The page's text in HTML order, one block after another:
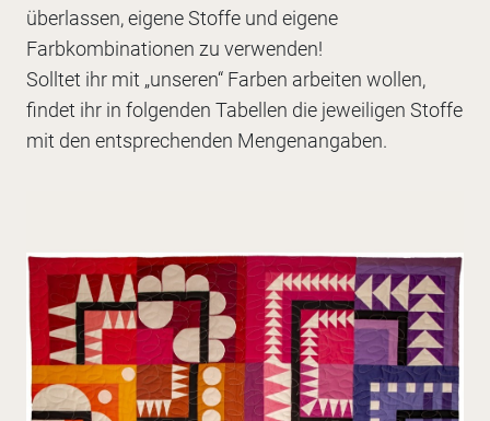
überlassen, eigene Stoffe und eigene
Farbkombinationen zu verwenden!
Solltet ihr mit „unseren“ Farben arbeiten wollen,
findet ihr in folgenden Tabellen die jeweiligen Stoffe
mit den entsprechenden Mengenangaben.